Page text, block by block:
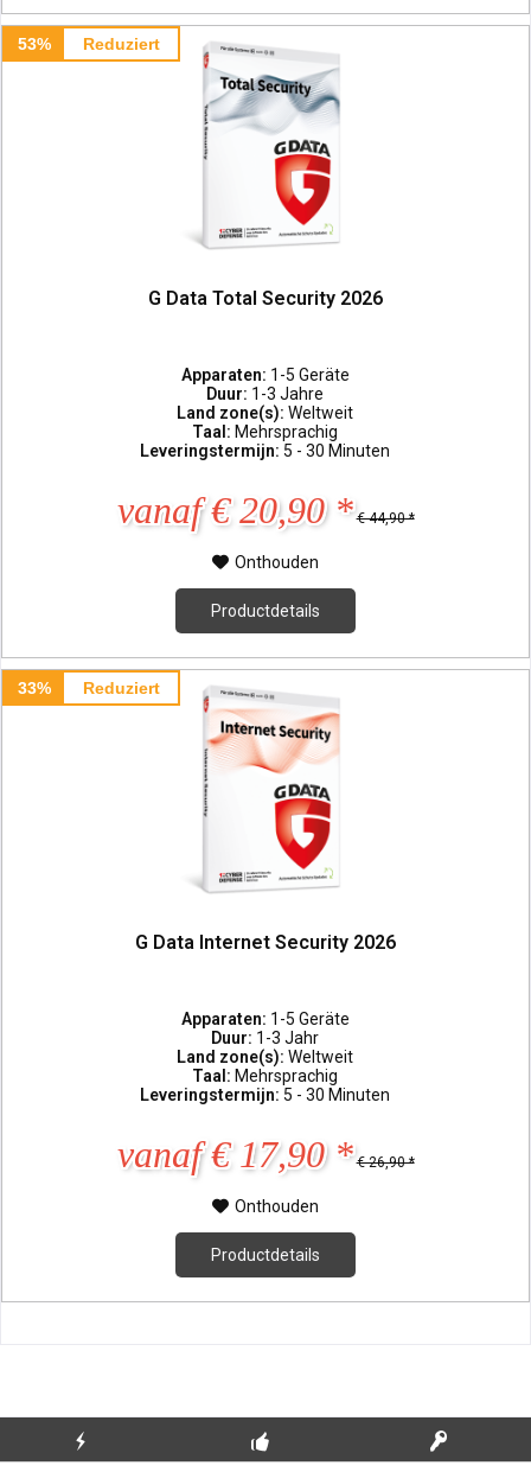
53% Reduziert
G Data Total Security 2026
Apparaten: 1-5 Geräte
Duur: 1-3 Jahre
Land zone(s):Weltweit
Taal: Mehrsprachig
Leveringstermijn: 5 - 30 Minuten
vanaf € 20,90 * € 44,90 *
Onthouden
Productdetails
33% Reduziert
G Data Internet Security 2026
Apparaten: 1-5 Geräte
Duur: 1-3 Jahr
Land zone(s):Weltweit
Taal:Mehrsprachig
Leveringstermijn: 5 - 30 Minuten
vanaf € 17,90 * € 26,90 *
Onthouden
Productdetails